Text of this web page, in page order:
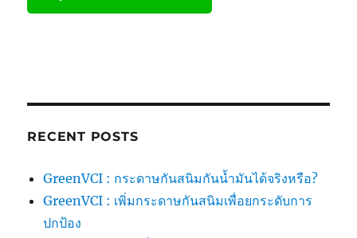
RECENT POSTS
GreenVCI : กระดาษกันสนิมกันน้ำมันได้จริงหรือ?
GreenVCI : เพิ่มกระดาษกันสนิมเพื่อยกระดับการ
ปกป้อง